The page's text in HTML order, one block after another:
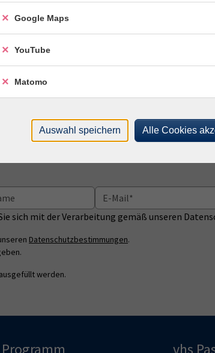
Herz und Tradition
Passau,
sich mit der Verarbeitung gemäß unseren
Datenschutzbestimmungen.
werden.
Programm vhs
Google Maps
YouTube
Matomo
Auswahl speichern Alle Cookies